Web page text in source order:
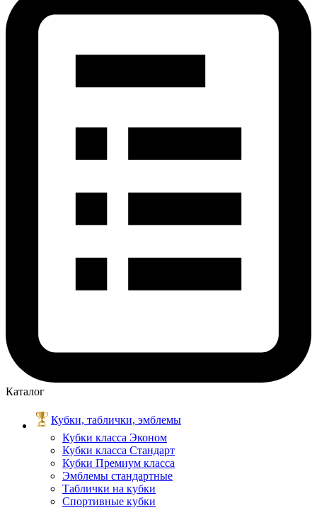
Каталог
Кубки, таблички, эмблемы
Кубки класса Эконом
Кубки класса Стандарт
Кубки Премиум класса
Эмблемы стандартные
Таблички на кубки
Спортивные кубки